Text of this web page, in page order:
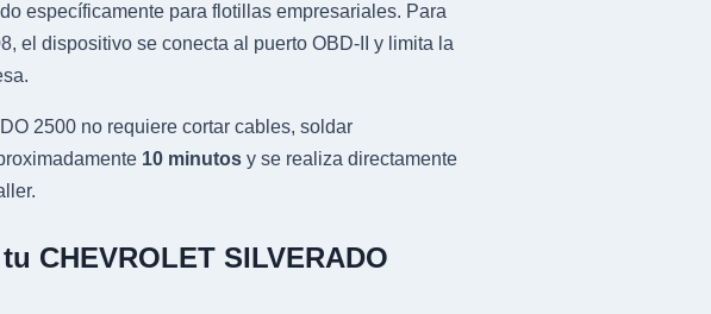
específicamente para flotillas empresariales. Para
el dispositivo se conecta al puerto OBD-II y limita la
2500 no requiere cortar cables, soldar
10 minutos y se realiza directamente
CHEVROLET SILVERADO